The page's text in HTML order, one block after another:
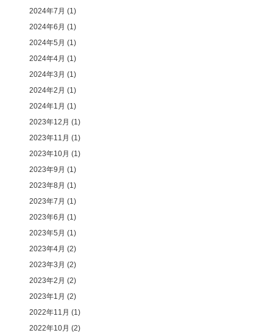
2024年7月 (1)
2024年6月 (1)
2024年5月 (1)
2024年4月 (1)
2024年3月 (1)
2024年2月 (1)
2024年1月 (1)
2023年12月 (1)
2023年11月 (1)
2023年10月 (1)
2023年9月 (1)
2023年8月 (1)
2023年7月 (1)
2023年6月 (1)
2023年5月 (1)
2023年4月 (2)
2023年3月 (2)
2023年2月 (2)
2023年1月 (2)
2022年11月 (1)
2022年10月 (2)